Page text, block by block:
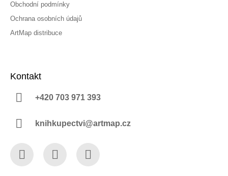
Obchodní podmínky
Ochrana osobních údajů
ArtMap distribuce
Kontakt
+420 703 971 393
knihkupectvi@artmap.cz